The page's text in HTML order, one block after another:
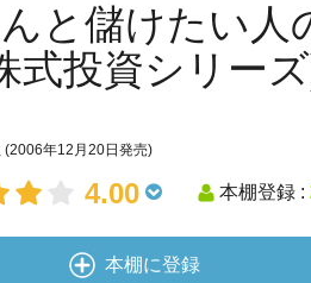
と儲けたい人
式投資シリー
(2006年12月20日発売)
4.00 本棚登録 :
本棚に登録